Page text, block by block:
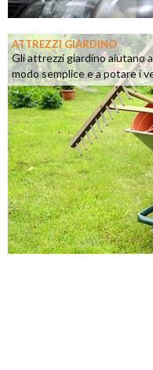
ATTREZZI GIARDINO
Gli attrezzi giardino aiutano
modo semplice e a potare i